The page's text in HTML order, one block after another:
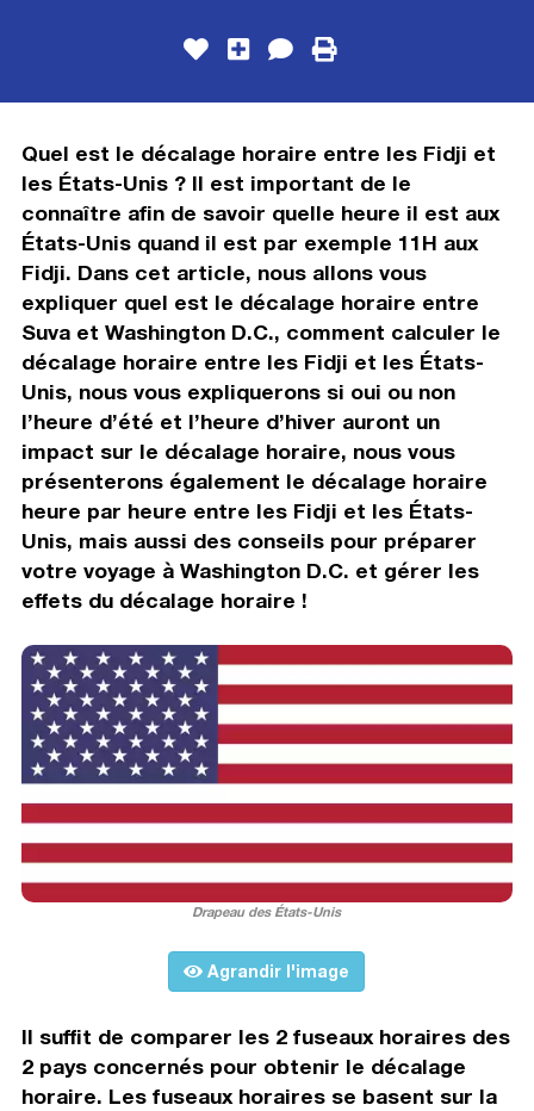
Quel est le décalage horaire entre les Fidji et
les États-Unis ? Il est important de le
connaître afin de savoir quelle heure il est aux
États-Unis quand il est par exemple 11H aux
Fidji. Dans cet article, nous allons vous
expliquer quel est le décalage horaire entre
Suva et Washington D.C., comment calculer le
décalage horaire entre les Fidji et les États-
Unis, nous vous expliquerons si oui ou non
l’heure d’été et l’heure d’hiver auront un
impact sur le décalage horaire, nous vous
présenterons également le décalage horaire
heure par heure entre les Fidji et les États-
Unis, mais aussi des conseils pour préparer
votre voyage à Washington D.C. et gérer les
effets du décalage horaire !
Drapeau des États-Unis
Agrandir l'image
Il suffit de comparer les 2 fuseaux horaires des
2 pays concernés pour obtenir le décalage
horaire. Les fuseaux horaires se basent sur la